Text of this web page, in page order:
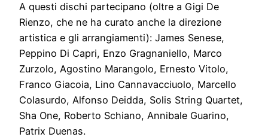
A questi dischi partecipano (oltre a Gigi De
Rienzo, che ne ha curato anche la direzione
artistica e gli arrangiamenti): James Senese,
Peppino Di Capri, Enzo Gragnaniello, Marco
Zurzolo, Agostino Marangolo, Ernesto Vitolo,
Franco Giacoia, Lino Cannavacciuolo, Marcello
Colasurdo, Alfonso Deidda, Solis String Quartet,
Sha One, Roberto Schiano, Annibale Guarino,
Patrix Duenas.